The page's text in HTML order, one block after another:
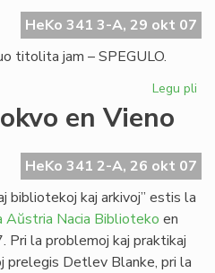
la
HeKo 341 3-A, 29 okt 07
titolita jam – SPEGULO.
Legu pli
en Vieno
HeKo 341 2-A, 26 okt 07
bibliotekoj kaj arkivoj” estis la
Aŭstria Nacia Biblioteko en
la problemoj kaj praktikaj
prelegis Detlev Blanke, pri la